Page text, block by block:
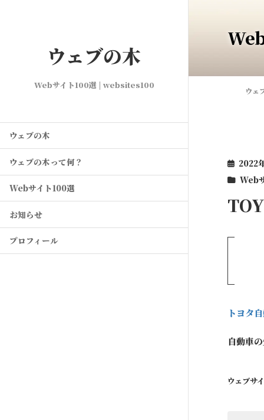
ウェブの木
Webサイト100選 | websites100
ウェブの木
ウェブの木って何？
Webサイト100選
お知らせ
プロフィール
ウェ
2022
Web
トヨタ
自動車
ウェブサ